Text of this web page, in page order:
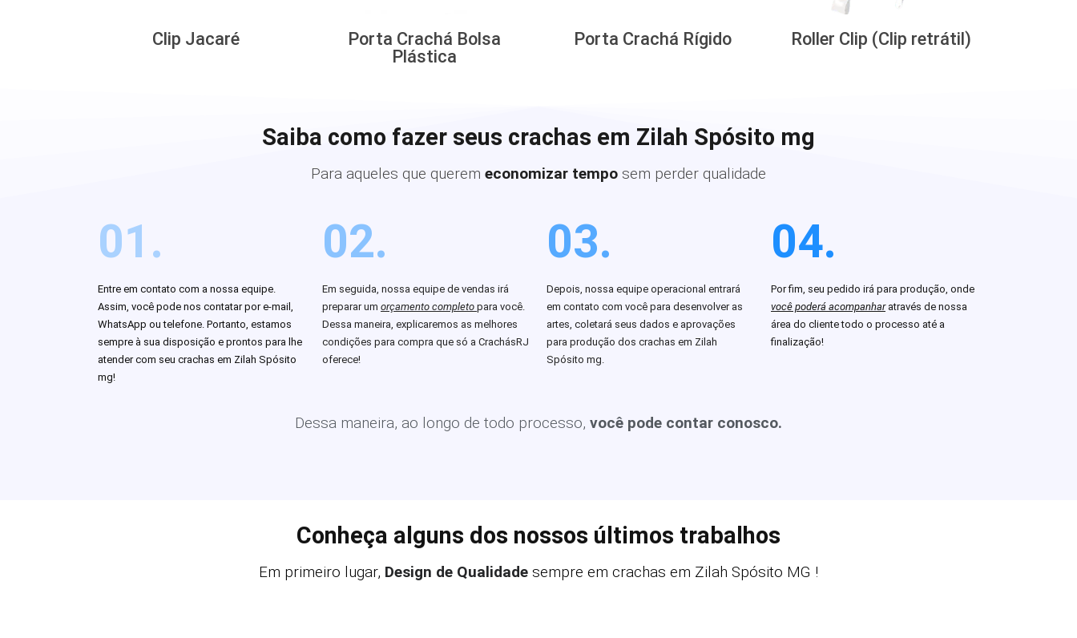
Clip Jacaré
Porta Crachá Bolsa
Plástica
Porta Crachá Rígido Roller Clip (Clip retrátil)
Saiba como fazer seus crachas em Zilah Spósito mg
Para aqueles que querem economizar tempo sem perder qualidade
01.
Entre em contato com a nossa equipe.
Assim, você pode nos contatar por e-mail,
WhatsApp ou telefone. Portanto, estamos
sempre à sua disposição e prontos para lhe
atender com seu crachas em Zilah Spósito
mg!
02.
Em seguida, nossa equipe de vendas irá
preparar um orçamento completo para você.
Dessa maneira, explicaremos as melhores
condições para compra que só a CrachásRJ
oferece!
03.
Depois, nossa equipe operacional entrará
em contato com você para desenvolver as
artes, coletará seus dados e aprovações
para produção dos crachas em Zilah
Spósito mg.
04.
Por fim, seu pedido irá para produção, onde
você poderá acompanharatravés de nossa
área do cliente todo o processo até a
finalização!
Dessa maneira, ao longo de todo processo, você pode contar conosco.
Conheça alguns dos nossos últimos trabalhos
Em primeiro lugar, Design de Qualidade sempre em crachas em Zilah Spósito MG !